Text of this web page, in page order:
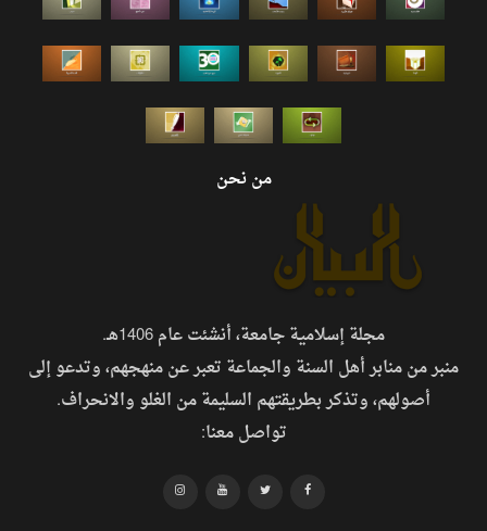
من نحن
مجلة إسلامية جامعة، أنشئت عام 1406هـ.
منبر من منابر أهل السنة والجماعة تعبر عن منهجهم، وتدعو إلى
أصولهم، وتذكر بطريقتهم السليمة من الغلو والانحراف.
تواصل معنا: